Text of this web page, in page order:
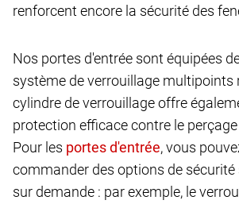
renforcent encore la sécurité des
Nos portes d'entrée sont équipées
système de verrouillage multipoints
cylindre de verrouillage offre
protection efficace contre le
Pour les
, vous
commander des options de
sur demande : par exemple, le